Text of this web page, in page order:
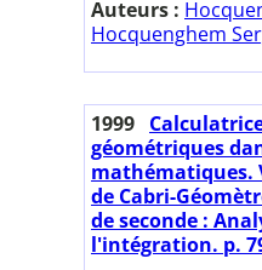
Auteurs :
Hocquenghem
1999
géométriques
mathématiques.
de Cabri-
de seconde :
l'intégration. p.